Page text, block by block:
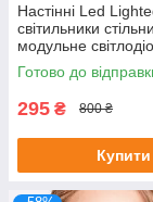
Настінні Led
світильники
модульне
підсвічування 3 шт.
Готово до
295 ₴ 800 ₴
Купити